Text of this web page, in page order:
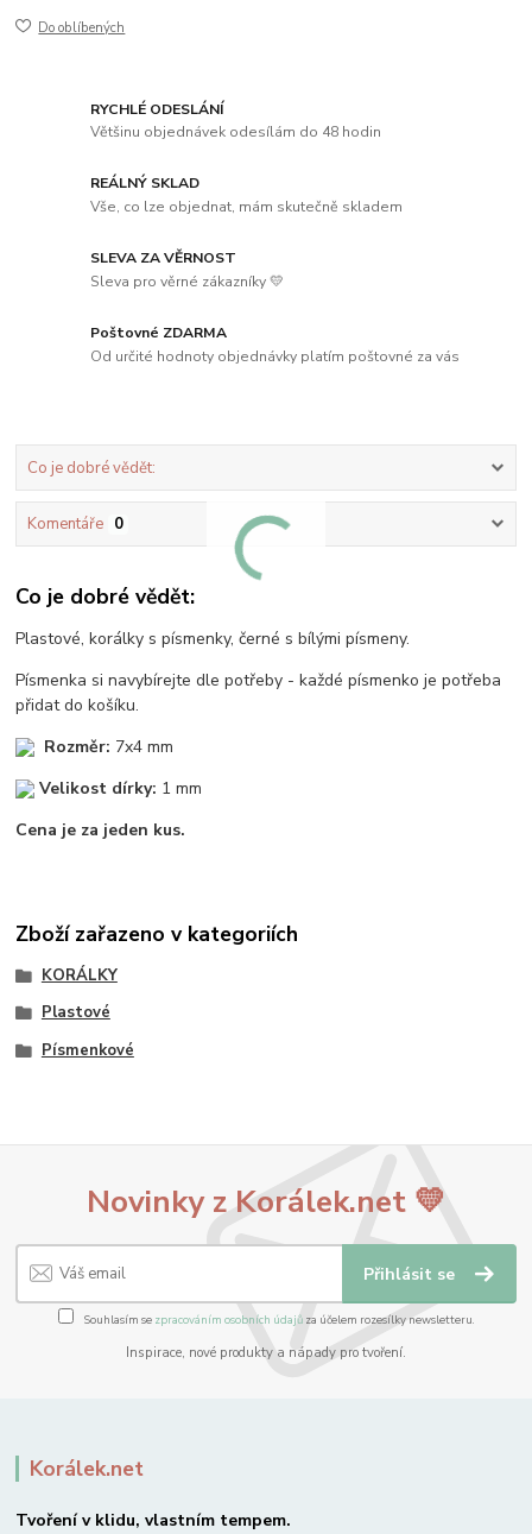
Do oblíbených
RYCHLÉ ODESLÁNÍ
Většinu objednávek odesílám do 48 hodin
REÁLNÝ SKLAD
Vše, co lze objednat, mám skutečně skladem
SLEVA ZA VĚRNOST
Sleva pro věrné zákazníky 💛
Poštovné ZDARMA
Od určité hodnoty objednávky platím poštovné za vás
Co je dobré vědět:
Komentáře 0
Co je dobré vědět:
Plastové, korálky s písmenky, černé s bílými písmeny.
Písmenka si navybírejte dle potřeby - každé písmenko je potřeba
přidat do košíku.
Rozměr: 7x4 mm
Velikost dírky: 1 mm
Cena je za jeden kus.
Zboží zařazeno v kategoriích
KORÁLKY
Plastové
Písmenkové
Novinky z Korálek.net 💛
Přihlásit se
Souhlasím se zpracováním osobních údajůza účelem rozesílky newsletteru.
Inspirace, nové produkty a nápady pro tvoření.
Korálek.net
Tvoření v klidu, vlastním tempem.